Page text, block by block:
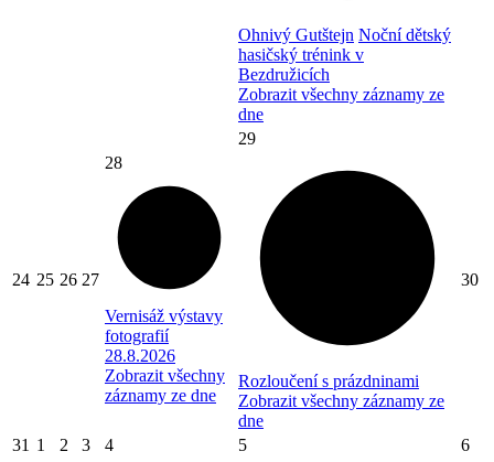
Ohnivý Gutštejn Noční dětský
hasičský trénink v
Bezdružicích
Zobrazit všechny záznamy ze
dne
24 25 26 27
28
Vernisáž výstavy
fotografií
28.8.2026
Zobrazit všechny
záznamy ze dne
29
Rozloučení s prázdninami
Zobrazit všechny záznamy ze
dne
30
31 1 2 3 4 5 6